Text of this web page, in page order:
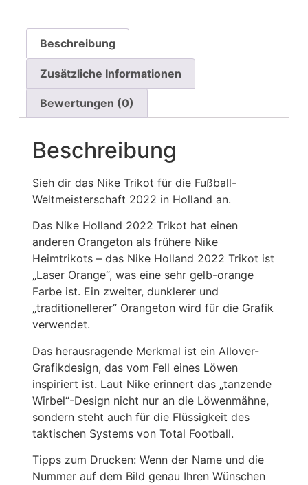
Beschreibung
Zusätzliche Informationen
Bewertungen (0)
Beschreibung
Sieh dir das Nike Trikot für die Fußball-
Weltmeisterschaft 2022 in Holland an.
Das Nike Holland 2022 Trikot hat einen
anderen Orangeton als frühere Nike
Heimtrikots – das Nike Holland 2022 Trikot ist
„Laser Orange“, was eine sehr gelb-orange
Farbe ist. Ein zweiter, dunklerer und
„traditionellerer“ Orangeton wird für die Grafik
verwendet.
Das herausragende Merkmal ist ein Allover-
Grafikdesign, das vom Fell eines Löwen
inspiriert ist. Laut Nike erinnert das „tanzende
Wirbel“-Design nicht nur an die Löwenmähne,
sondern steht auch für die Flüssigkeit des
taktischen Systems von Total Football.
Tipps zum Drucken: Wenn der Name und die
Nummer auf dem Bild genau Ihren Wünschen